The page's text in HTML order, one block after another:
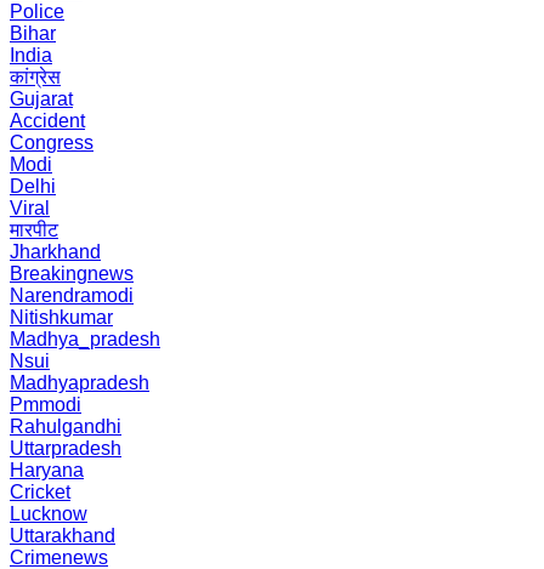
Police
Bihar
India
कांग्रेस
Gujarat
Accident
Congress
Modi
Delhi
Viral
मारपीट
Jharkhand
Breakingnews
Narendramodi
Nitishkumar
Madhya_pradesh
Nsui
Madhyapradesh
Pmmodi
Rahulgandhi
Uttarpradesh
Haryana
Cricket
Lucknow
Uttarakhand
Crimenews